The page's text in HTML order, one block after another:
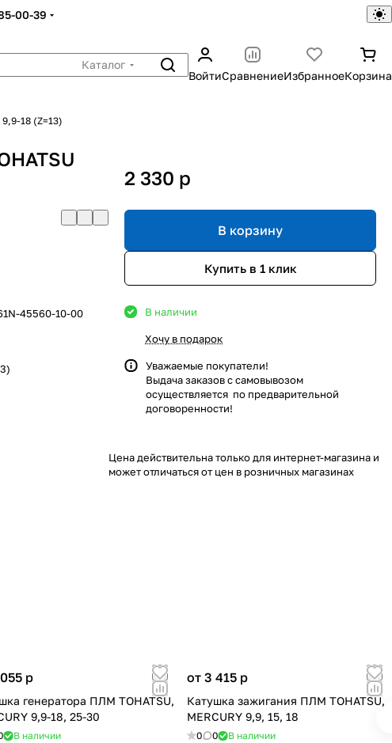
00-39
Каталог
ВойтиСравнениеИзбранноеКорзина
18 (Z=13)
45560-10-00
2 330 p
В корзину
Купить в 1 клик
В наличии
Хочу в подарок
Уважаемые покупатели!
Выдача заказов с самовывозом
осуществляется по предварительной
договоренности!
Цена действительна только для интернет-магазина и
может отличаться от цен в розничных магазинах
p
генератора ПЛМ TOHATSU,
9,9-18, 25-30
В наличии
от 3 415 p
Катушка зажигания ПЛМ TOHATSU,
MERCURY 9,9, 15, 18
0 0 В наличии